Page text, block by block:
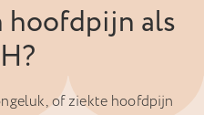
hoofdpijn als
of ziekte hoofdpijn